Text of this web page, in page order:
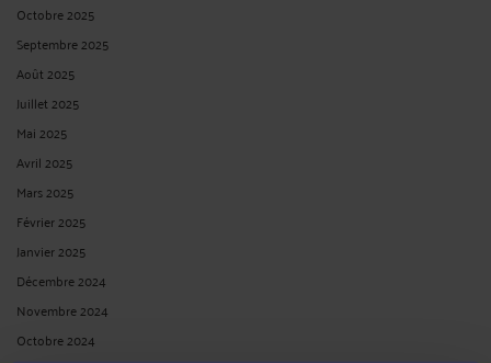
Octobre 2025
Septembre 2025
Août 2025
Juillet 2025
Mai 2025
Avril 2025
Mars 2025
Février 2025
Janvier 2025
Décembre 2024
Novembre 2024
Octobre 2024